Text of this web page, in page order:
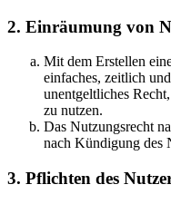
2. Einräumung von
Mit dem Erstellen
einfaches, zeitlich
unentgeltliches
zu nutzen.
Das Nutzungsrecht
nach Kündigung des
3. Pflichten des